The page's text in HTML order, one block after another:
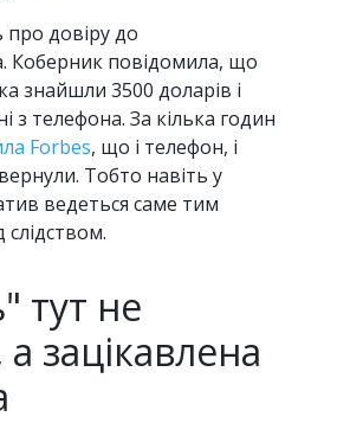
довіру до
Коберник повідомила, що
знайшли 3500 доларів і
з телефона. За кілька годин
Forbes, що і телефон, і
Тобто навіть у
ведеться саме тим
тут не
зацікавлена